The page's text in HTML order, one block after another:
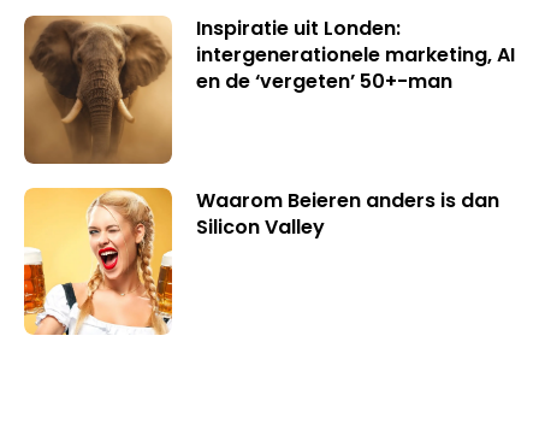
Inspiratie uit Londen:
intergenerationele marketing, AI
en de ‘vergeten’ 50+-man
Waarom Beieren anders is dan
Silicon Valley